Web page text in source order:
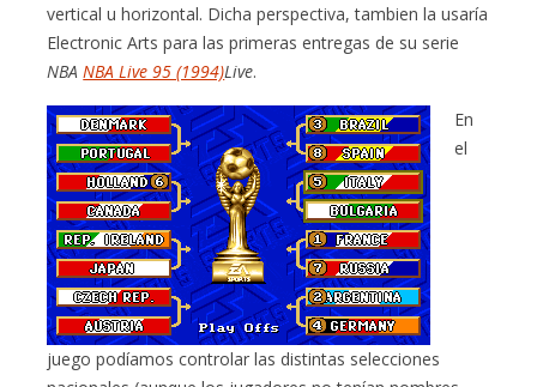
vertical u horizontal. Dicha perspectiva, tambien la usaría
Electronic Arts para las primeras entregas de su serie
NBANBA Live 95 (1994)Live.
En
el
juego podíamos controlar las distintas selecciones